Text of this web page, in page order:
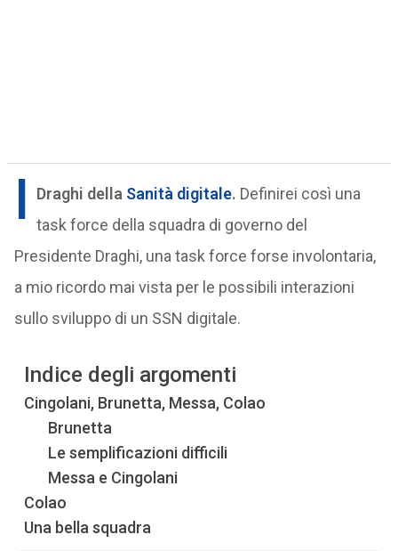
I Draghi della Sanità digitale. Definirei così una
task force della squadra di governo del
Presidente Draghi, una task force forse involontaria,
a mio ricordo mai vista per le possibili interazioni
sullo sviluppo di un SSN digitale.
Indice degli argomenti
Cingolani, Brunetta, Messa, Colao
Brunetta
Le semplificazioni difficili
Messa e Cingolani
Colao
Una bella squadra